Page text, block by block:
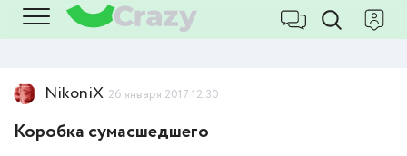
NikoniX 26 января 2017 12:30
Коробка сумасшедшего